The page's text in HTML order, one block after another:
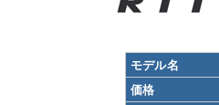
モデル名
価格